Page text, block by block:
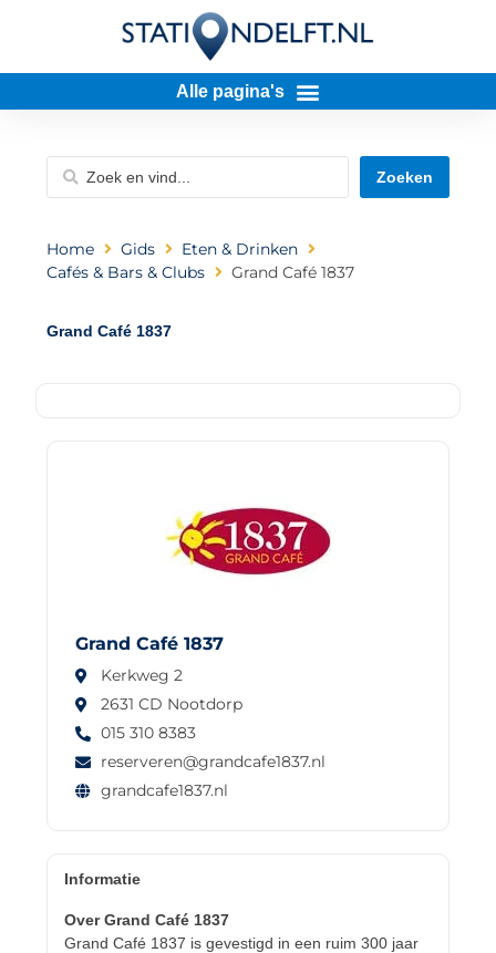
Zoeken
Home Gids
Eten & Drinken
Cafés & Bars & Clubs
Grand Café 1837
Grand Café 1837
Grand Café 1837
Kerkweg 2
2631 CD Nootdorp
015 310 8383
reserveren@grandcafe1837.nl
grandcafe1837.nl
Informatie
Over Grand Café 1837
Grand Café 1837 is gevestigd in een ruim 300 jaar